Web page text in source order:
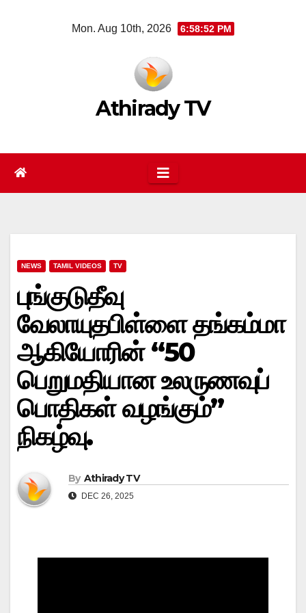
Mon. Aug 10th, 2026 6:58:53 PM
Athirady TV
NEWS TAMIL VIDEOS TV
புங்குடுதீவு
வேலாயுதபிள்ளை தங்கம்மா
ஆகியோரின் “50
பெறுமதியான உலருணவுப்
பொதிகள் வழங்கும்”
நிகழ்வு.
By Athirady TV
DEC 26, 2025